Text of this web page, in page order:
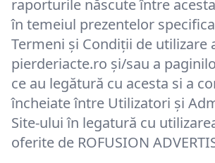
raporturile născute între
în temeiul prezentelor
Termeni și Condiții de utilizare
pierderiacte.ro și/sau a
ce au legătură cu acesta si a
încheiate între Utilizatori și
Site-ului în legatură cu
oferite de ROFUSION